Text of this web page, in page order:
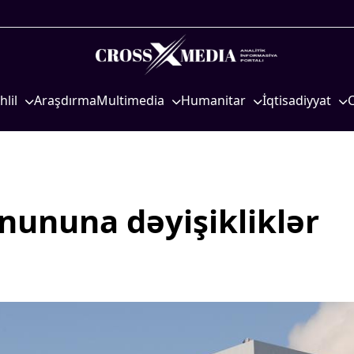
AraşdırmaMultimedia Humanitar
Mədəniyyətimizin Zəfəri
İqtisadiyyat
Kənd təsərrüfatı
nəqliyyat
COP29
dəyişikliklər